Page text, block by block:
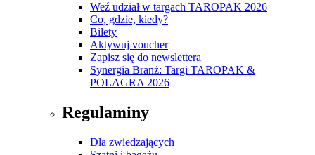
Weź udział w targach TAROPAK 2026
Co, gdzie, kiedy?
Bilety
Aktywuj voucher
Zapisz się do newslettera
Synergia Branż: Targi TAROPAK &
POLAGRA 2026
Regulaminy
Dla zwiedzających